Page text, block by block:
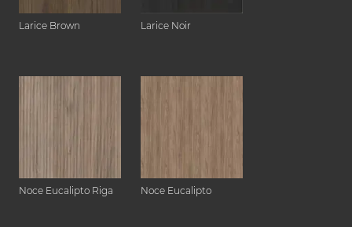
Larice Brown Larice Noir
Noce Eucalipto Riga Noce Eucalipto